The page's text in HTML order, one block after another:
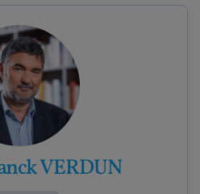
VERDUN